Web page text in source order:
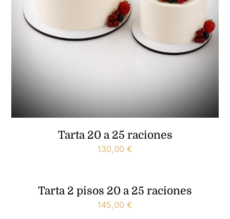
Tarta 20 a 25 raciones
130,00 €
Tarta 2 pisos 20 a 25 raciones
145,00 €